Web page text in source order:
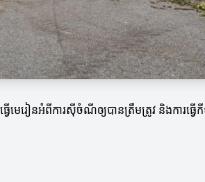
ធ្វើមេរៀនអំពីការស៊ីចំណីឲ្យបានត្រឹមត្រូវ និងក